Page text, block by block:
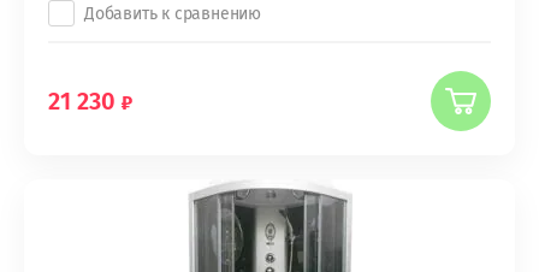
Добавить к сравнению
21 230